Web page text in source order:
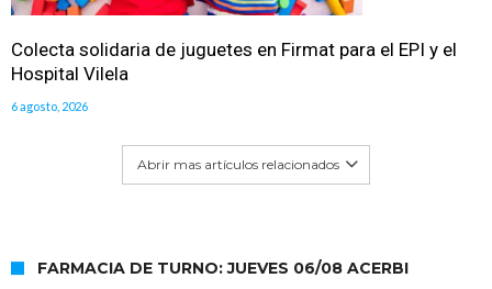
Colecta solidaria de juguetes en Firmat para el EPI y el
Hospital Vilela
6 agosto, 2026
Abrir mas artículos relacionados
FARMACIA DE TURNO: JUEVES 06/08 ACERBI